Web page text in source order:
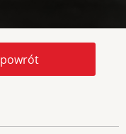
powrót